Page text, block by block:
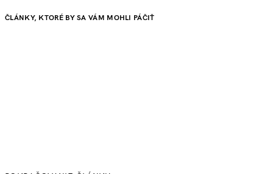
ČLÁNKY, KTORÉ BY SA VÁM MOHLI PÁČIŤ